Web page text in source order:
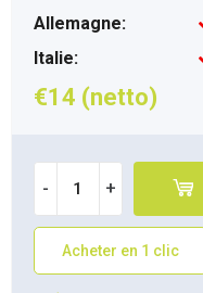
Allemagne:
Italie:
€14 (netto)
- +
Acheter en 1 clic